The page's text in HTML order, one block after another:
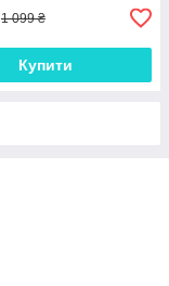
1 099 ₴
Купити